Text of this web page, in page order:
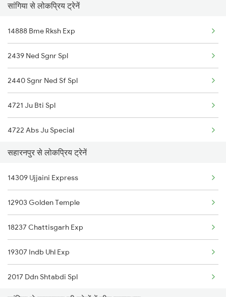
Saharanpur to Surat Trains
Saharanpur to Siwan Trains
Saharanpur to Shmata Vd Katra Trains
Saharanpur to Shivpuri Trains
Saharanpur to Jamshedpur Trains
Saharanpur to Tundla Trains
सांगिया से लोकप्रिय ट्रेनें
14888 Bme Rksh Exp
2439 Ned Sgnr Spl
2440 Sgnr Ned Sf Spl
4721 Ju Bti Spl
4722 Abs Ju Special
4887 Bme Festival Spl
4888 Rksh Festvl Spl
5909 Dbrg Lgh Express
5910 Avadh Assam Spl
9221 Adi Jat Spl
9222 Jat Adi Spl
सहारनपुर से लोकप्रिय ट्रेनें
14309 Ujjaini Express
12903 Golden Temple
18237 Chattisgarh Exp
19307 Indb Uhl Exp
2017 Ddn Shtabdi Spl